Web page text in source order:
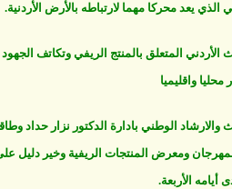
يعد محركا مهما لارتباطه بالأرض الأردنية.
الأردني المتعلق بالمنتج الريفي وتكاتف
واقليميا
الوطني بادارة الدكتور نزار حداد
المهرجان ومعرض المنتجات الريفية وخير دليل